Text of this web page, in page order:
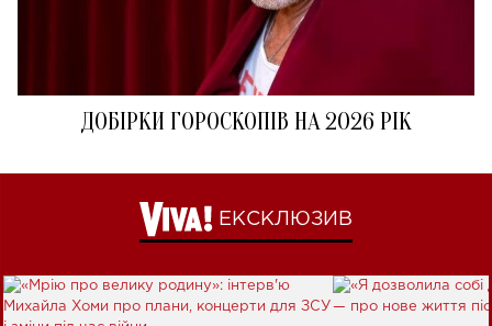
ДОБІРКИ ГОРОСКОПІВ НА 2026 РІК
ЕКСКЛЮЗИВ